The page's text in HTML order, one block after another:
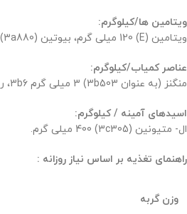
ویتامین ها/کیلوگرم:
ویتامین (E) 120 میلی گرم، بیوتین (3a880) 180 میکروگرم، ویتامین (C) 300 میلی گرم، تورین (3a370) 400 میلی گرم .
عناصر کمیاب/کیلوگرم:
منگنز (به عنوان 3b503) 3 میلی گرم 3b6، روی (as) 20 میلی گرم .
اسیدهای آمینه / کیلوگرم:
ال- متیونین (3c305) 400 میلی گرم.
راهنمای تغذیه بر اساس نیاز روزانه :
وزن گربه